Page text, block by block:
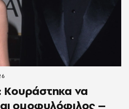
Κουράστηκα να
ομοφυλόφιλος –